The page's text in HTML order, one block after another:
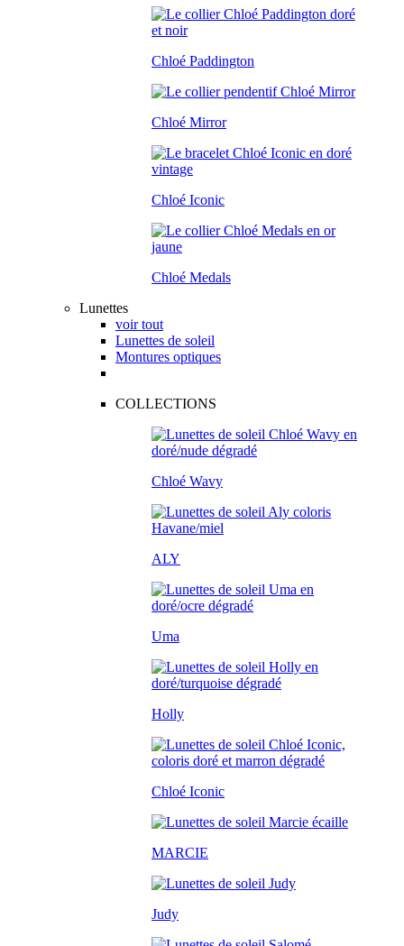
Chloé Paddington
Chloé Mirror
Chloé Iconic
Chloé Medals
Lunettes
voir tout
Lunettes de soleil
Montures optiques
COLLECTIONS
Chloé Wavy
ALY
Uma
Holly
Chloé Iconic
MARCIE
Judy